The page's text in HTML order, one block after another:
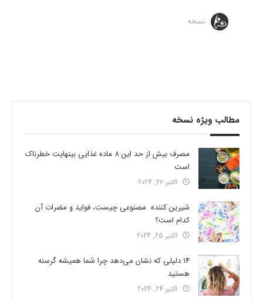
نسخه
مطالب ویژه نسخه
مصرف بیش از حد این 8 ماده غذایی بینهایت خطرناک
است
اکتبر 26, 2024
شیرین کننده مصنوعی چیست، فواید و مضرات آن
کدام است؟
اکتبر 25, 2024
14 دلیلی که نشان می‌دهد چرا شما همیشه گرسنه
هستید
اکتبر 24, 2024